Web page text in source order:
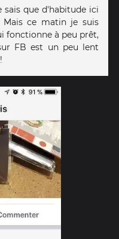
que d'habitude ici
Mais ce matin je suis
fonctionne à peu prêt,
FB est un peu lent